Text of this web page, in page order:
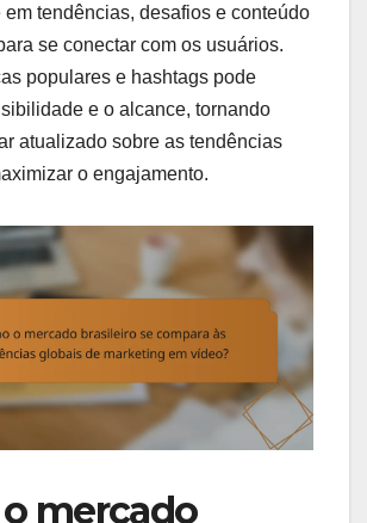
em tendências, desafios e conteúdo
se conectar com os usuários.
populares e hashtags pode
e o alcance, tornando
atualizado sobre as tendências
o engajamento.
mercado